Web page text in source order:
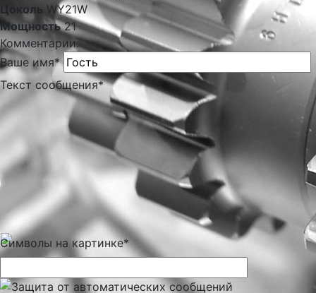
Цоколь WY21W
Мощность21
Комментарии:
Ваше имя*
Текст сообщения*
Символы на картинке*